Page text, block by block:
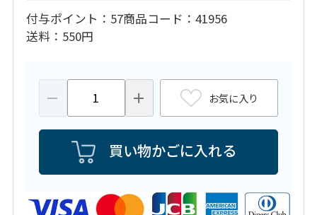
付与ポイント 57商品コード
41956
送料
550円
お気に入り
買い物かごに入れる